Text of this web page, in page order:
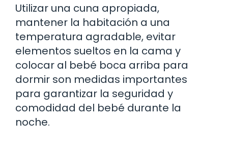
Utilizar una cuna apropiada,
mantener la habitación a una
temperatura agradable, evitar
elementos sueltos en la cama y
colocar al bebé boca arriba para
dormir son medidas importantes
para garantizar la seguridad y
comodidad del bebé durante la
noche.